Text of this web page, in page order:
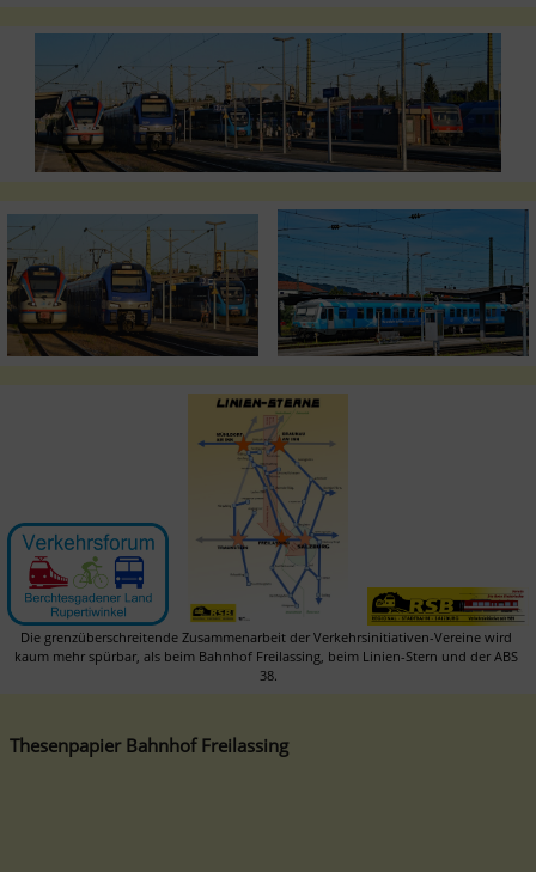
Die grenzüberschreitende Zusammenarbeit der Verkehrsinitiativen-Vereine wird
kaum mehr spürbar, als beim Bahnhof Freilassing, beim Linien-Stern und der ABS
38.
Thesenpapier Bahnhof Freilassing